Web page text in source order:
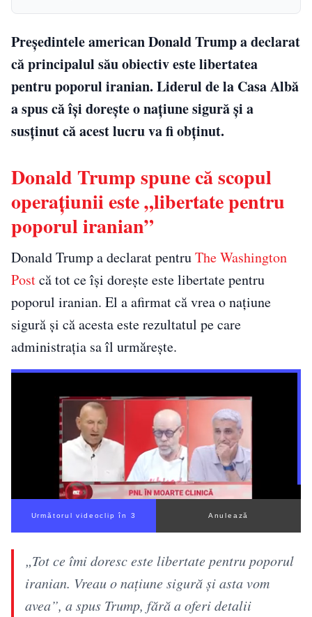
Președintele american Donald Trump a declarat
că principalul său obiectiv este libertatea
pentru poporul iranian. Liderul de la Casa Albă
a spus că își dorește o națiune sigură și a
susținut că acest lucru va fi obținut.
Donald Trump spune că scopul
operațiunii este „libertate pentru
poporul iranian”
Donald Trumpa declarat pentruThe Washington
Postcă tot ce își dorește este libertate pentru
poporul iranian. El a afirmat că vrea o națiune
sigură și că acesta este rezultatul pe care
administrația sa îl urmărește.
Următorul videoclip în 3 Anulează
„Tot ce îmi doresc este libertate pentru poporul
iranian. Vreau o națiune sigură și asta vom
avea”, a spus Trump, fără a oferi detalii